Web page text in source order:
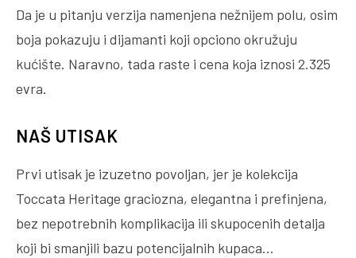
Da je u pitanju verzija namenjena nežnijem polu, osim
boja pokazuju i dijamanti koji opciono okružuju
kućište. Naravno, tada raste i cena koja iznosi 2.325
evra.
NAŠ UTISAK
Prvi utisak je izuzetno povoljan, jer je kolekcija
Toccata Heritage graciozna, elegantna i prefinjena,
bez nepotrebnih komplikacija ili skupocenih detalja
koji bi smanjili bazu potencijalnih kupaca…